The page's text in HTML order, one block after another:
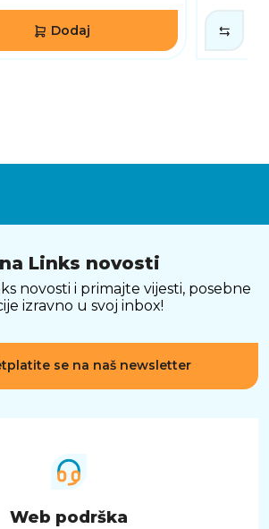
Dodaj
Links novosti
novosti i primajte vijesti, posebne
izravno u svoj inbox!
se na naš newsletter
Web podrška